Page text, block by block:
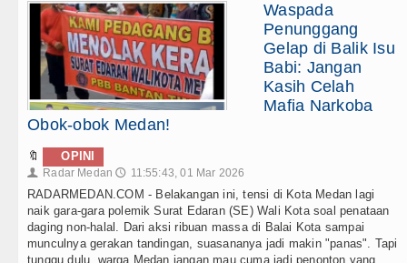
Waspada
Penunggang
Gelap di Balik Isu
Babi: Jangan
Kasih Celah
Mafia Narkoba
Obok-obok Medan!
🔖 OPINI
👤 Radar Medan 🕔 11:55:43, 01 Mar 2026
RADARMEDAN.COM - Belakangan ini, tensi di Kota Medan lagi
naik gara-gara polemik Surat Edaran (SE) Wali Kota soal penataan
daging non-halal. Dari aksi ribuan massa di Balai Kota sampai
munculnya gerakan tandingan, suasananya jadi makin "panas". Tapi
tunggu dulu, warga Medan jangan mau cuma jadi penonton yang